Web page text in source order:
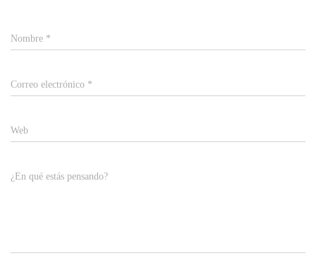
Nombre *
Correo electrónico *
Web
¿En qué estás pensando?